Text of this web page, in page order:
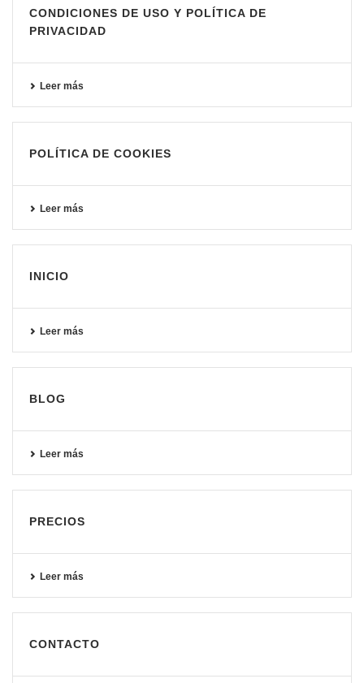
CONDICIONES DE USO Y POLÍTICA DE
PRIVACIDAD
Leer más
POLÍTICA DE COOKIES
Leer más
INICIO
Leer más
BLOG
Leer más
PRECIOS
Leer más
CONTACTO